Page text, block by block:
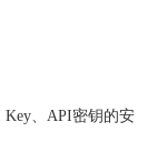
、API密钥的安